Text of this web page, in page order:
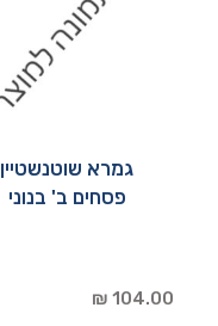
גמרא שוטנשטיין
פסחים ב' בנוני
104.00 ₪